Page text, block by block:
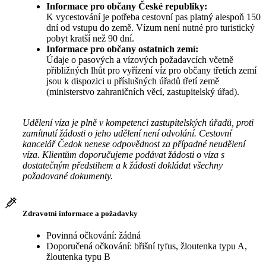
Informace pro občany České republiky:
K vycestování je potřeba cestovní pas platný alespoň 150
dní od vstupu do země. Vízum není nutné pro turistický
pobyt kratší než 90 dní.
Informace pro občany ostatních zemí:
Údaje o pasových a vízových požadavcích včetně
přibližných lhůt pro vyřízení víz pro občany třetích zemí
jsou k dispozici u příslušných úřadů třetí země
(ministerstvo zahraničních věcí, zastupitelský úřad).
Udělení víza je plně v kompetenci zastupitelských úřadů, proti
zamítnutí žádosti o jeho udělení není odvolání. Cestovní
kancelář Čedok nenese odpovědnost za případné neudělení
víza. Klientům doporučujeme podávat žádosti o víza s
dostatečným předstihem a k žádosti dokládat všechny
požadované dokumenty.
Zdravotní informace a požadavky
Povinná očkování: žádná
Doporučená očkování: břišní tyfus, žloutenka typu A,
žloutenka typu B